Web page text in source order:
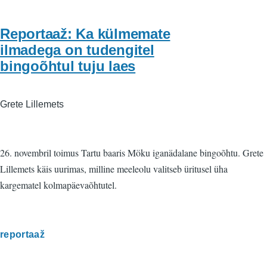
Reportaaž: Ka külmemate
ilmadega on tudengitel
bingoõhtul tuju laes
Grete Lillemets
26. novembril toimus Tartu baaris Möku iganädalane bingoõhtu. Grete
Lillemets käis uurimas, milline meeleolu valitseb üritusel üha
kargematel kolmapäevaõhtutel.
reportaaž